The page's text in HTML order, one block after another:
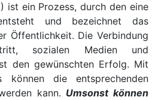
ist ein Prozess, durch den eine
und bezeichnet das
Öffentlichkeit. Die Verbindung
sozialen Medien und
den gewünschten Erfolg. Mit
können die entsprechenden
kann. Umsonst können